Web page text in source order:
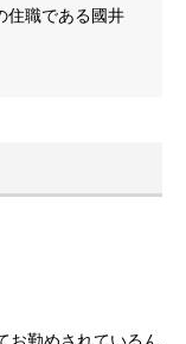
住職である國井